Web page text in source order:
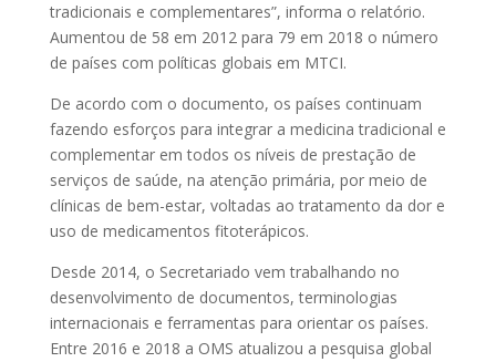
tradicionais e complementares”, informa o relatório.
Aumentou de 58 em 2012 para 79 em 2018 o número
de países com políticas globais em MTCI.
De acordo com o documento, os países continuam
fazendo esforços para integrar a medicina tradicional e
complementar em todos os níveis de prestação de
serviços de saúde, na atenção primária, por meio de
clínicas de bem-estar, voltadas ao tratamento da dor e
uso de medicamentos fitoterápicos.
Desde 2014, o Secretariado vem trabalhando no
desenvolvimento de documentos, terminologias
internacionais e ferramentas para orientar os países.
Entre 2016 e 2018 a OMS atualizou a pesquisa global